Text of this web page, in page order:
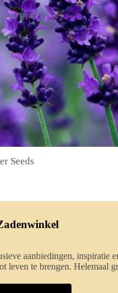
Seeds
aanbiedingen, inspiratie
leven te brengen. Helemaal